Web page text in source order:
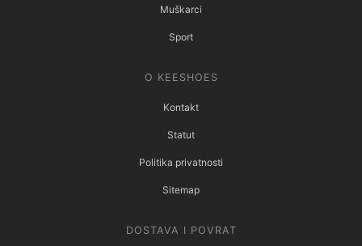
Muškarci
Sport
O KEESHOES
Kontakt
Statut
Politika privatnosti
Sitemap
DOSTAVA I POVRAT